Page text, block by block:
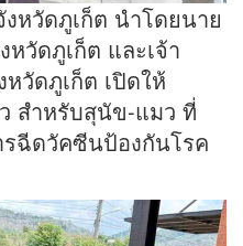
หวัดภูเก็ต นำโดยนาย
วัดภูเก็ต และเจ้า
วัดภูเก็ต เปิดให้
สำหรับสุนัข-แมว ที่
รฉีดวัคซีนป้องกันโรค